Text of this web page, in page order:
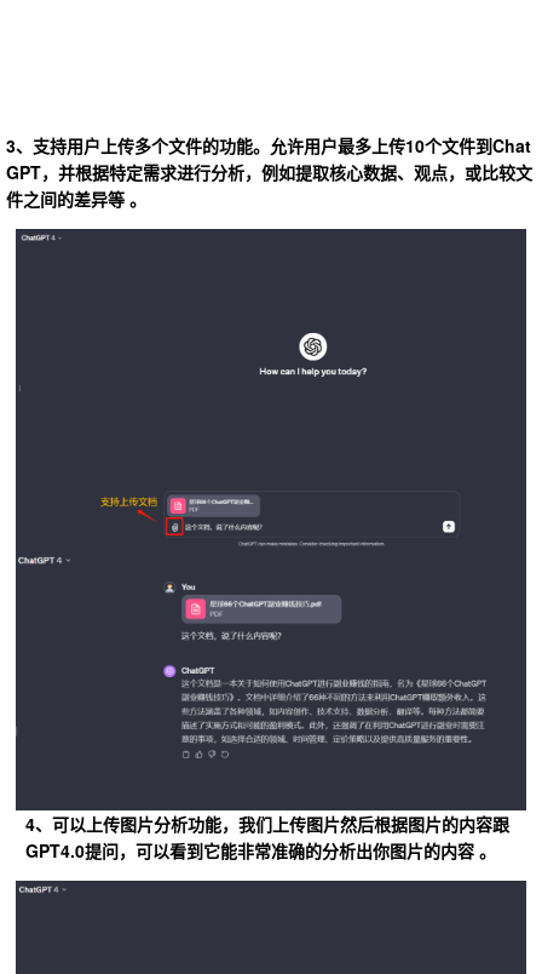
3、支持用户上传多个文件的功能。允许用户最多上传10个文件到Chat
GPT，并根据特定需求进行分析，例如提取核心数据、观点，或比较文
件之间的差异等 。
4、可以上传图片分析功能，我们上传图片然后根据图片的内容跟
GPT4.0提问，可以看到它能非常准确的分析出你图片的内容 。